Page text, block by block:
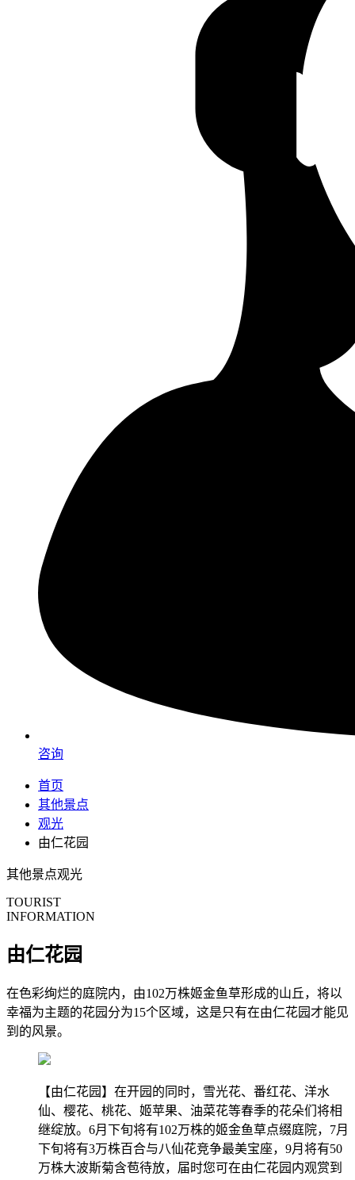
咨询
首页
其他景点
观光
由仁花园
其他景点观光
TOURIST
INFORMATION
由仁花园
在色彩绚烂的庭院内，由102万株姬金鱼草形成的山丘，将以
幸福为主题的花园分为15个区域，这是只有在由仁花园才能见
到的风景。
【由仁花园】在开园的同时，雪光花、番红花、洋水
仙、樱花、桃花、姬苹果、油菜花等春季的花朵们将相
继绽放。6月下旬将有102万株的姬金鱼草点缀庭院，7月
下旬将有3万株百合与八仙花竞争最美宝座，9月将有50
万株大波斯菊含苞待放，届时您可在由仁花园内观赏到